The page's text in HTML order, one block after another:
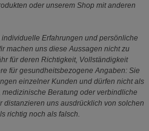
oder unserem Shop mit anderen
Erfahrungen und persönliche
machen uns diese Aussagen nicht zu
für deren Richtigkeit, Vollständigkeit
für gesundheitsbezogene Angaben: Sie
einzelner Kunden und dürfen nicht als
Beratung oder verbindliche
distanzieren uns ausdrücklich von solchen
richtig noch als falsch.